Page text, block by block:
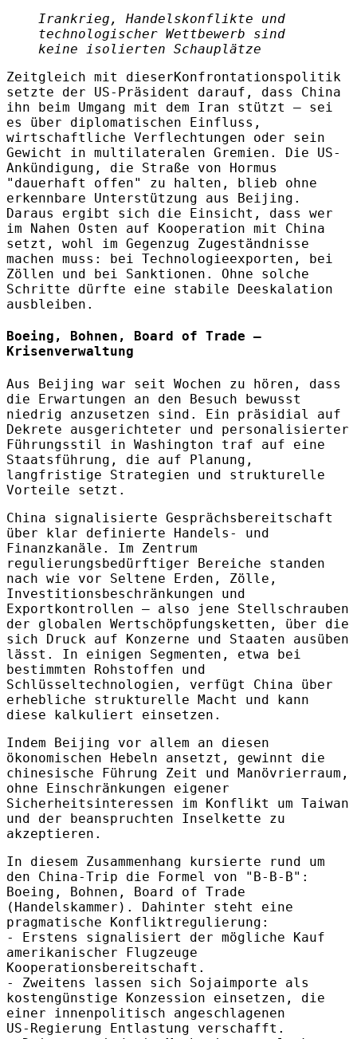
Irankrieg, Handelskonflikte und
technologischer Wettbewerb sind
keine isolierten Schauplätze
Zeitgleich mit dieserKonfrontationspolitik
setzte der US-Präsident darauf, dass China
ihn beim Umgang mit dem Iran stützt – sei
es über diplomatischen Einfluss,
wirtschaftliche Verflechtungen oder sein
Gewicht in multilateralen Gremien. Die US-
Ankündigung, die Straße von Hormus
"dauerhaft offen" zu halten, blieb ohne
erkennbare Unterstützung aus Beijing.
Daraus ergibt sich die Einsicht, dass wer
im Nahen Osten auf Kooperation mit China
setzt, wohl im Gegenzug Zugeständnisse
machen muss: bei Technologieexporten, bei
Zöllen und bei Sanktionen. Ohne solche
Schritte dürfte eine stabile Deeskalation
ausbleiben.
Boeing, Bohnen, Board of Trade –
Krisenverwaltung
Aus Beijing war seit Wochen zu hören, dass
die Erwartungen an den Besuch bewusst
niedrig anzusetzen sind. Ein präsidial auf
Dekrete ausgerichteter und personalisierter
Führungsstil in Washington traf auf eine
Staatsführung, die auf Planung,
langfristige Strategien und strukturelle
Vorteile setzt.
China signalisierte Gesprächsbereitschaft
über klar definierte Handels- und
Finanzkanäle. Im Zentrum
regulierungsbedürftiger Bereiche standen
nach wie vor Seltene Erden, Zölle,
Investitionsbeschränkungen und
Exportkontrollen – also jene Stellschrauben
der globalen Wertschöpfungsketten, über die
sich Druck auf Konzerne und Staaten ausüben
lässt. In einigen Segmenten, etwa bei
bestimmten Rohstoffen und
Schlüsseltechnologien, verfügt China über
erhebliche strukturelle Macht und kann
diese kalkuliert einsetzen.
Indem Beijing vor allem an diesen
ökonomischen Hebeln ansetzt, gewinnt die
chinesische Führung Zeit und Manövrierraum,
ohne Einschränkungen eigener
Sicherheitsinteressen im Konflikt um Taiwan
und der beanspruchten Inselkette zu
akzeptieren.
In diesem Zusammenhang kursierte rund um
den China-Trip die Formel von "B-B-B":
Boeing, Bohnen, Board of Trade
(Handelskammer). Dahinter steht eine
pragmatische Konfliktregulierung:
- Erstens signalisiert der mögliche Kauf
amerikanischer Flugzeuge
Kooperationsbereitschaft.
- Zweitens lassen sich Sojaimporte als
kostengünstige Konzession einsetzen, die
einer innenpolitisch angeschlagenen
US‑Regierung Entlastung verschafft.